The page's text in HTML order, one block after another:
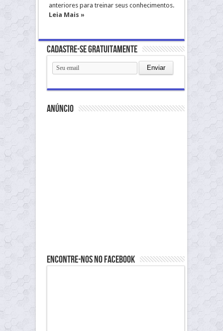
anteriores para treinar seus conhecimentos.
Leia Mais »
Cadastre-se gratuitamente
anúncio
Encontre-nos no Facebook